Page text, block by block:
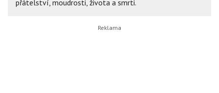
přátelství, moudrosti, života a smrti.